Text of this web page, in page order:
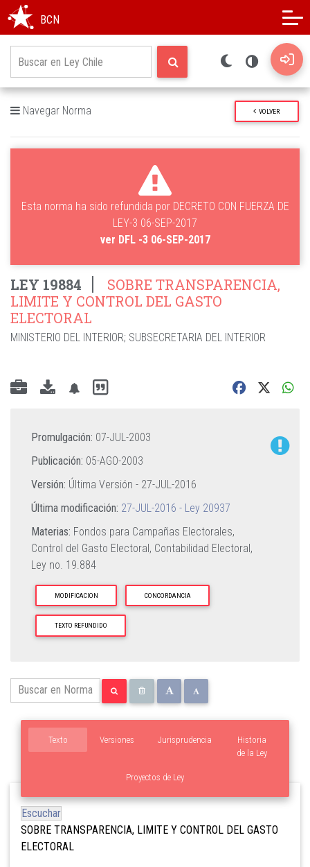
BCN
Navegar Norma VOLVER
Esta norma ha sido refundida por DECRETO CON FUERZA DE
LEY-3 06-SEP-2017
ver DFL -3 06-SEP-2017
LEY 19884
SOBRE TRANSPARENCIA,
LIMITE Y CONTROL DEL GASTO
ELECTORAL
MINISTERIO DEL INTERIOR; SUBSECRETARIA DEL INTERIOR
Promulgación: 07-JUL-2003
Publicación: 05-AGO-2003
Versión: Última Versión - 27-JUL-2016
Última modificación: 27-JUL-2016 - Ley 20937
Materias: Fondos para Campañas Electorales,
Control del Gasto Electoral, Contabilidad Electoral,
Ley no. 19.884
MODIFICACION CONCORDANCIA
TEXTO REFUNDIDO
Texto Versiones Jurisprudencia
Proyectos de Ley
Historia
de la Ley
Escuchar
SOBRE TRANSPARENCIA, LIMITE Y CONTROL DEL GASTO
ELECTORAL